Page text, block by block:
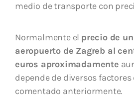
medio de transporte con
Normalmente el precio de
aeropuerto de Zagreb al
euros aproximadamente
depende de diversos
comentado anteriormente.